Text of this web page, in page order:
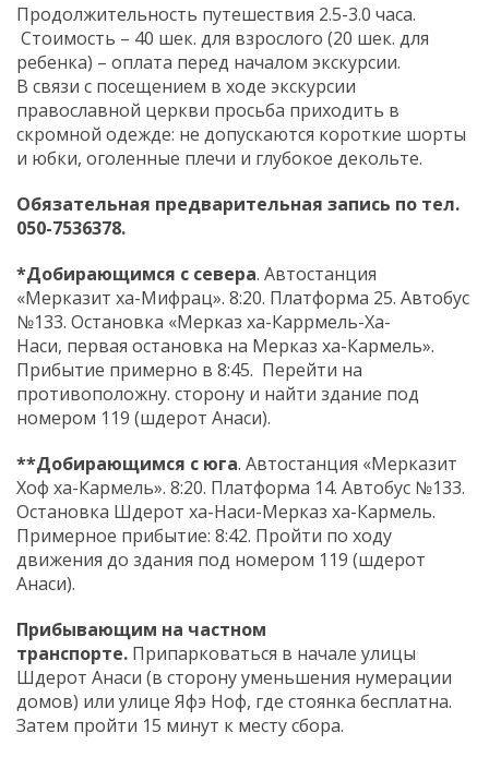
Продолжительность путешествия 2.5-3.0 часа.
Стоимость – 40 шек. для взрослого (20 шек. для
ребенка) – оплата перед началом экскурсии.
В связи с посещением в ходе экскурсии
православной церкви просьба приходить в
скромной одежде: не допускаются короткие шорты
и юбки, оголенные плечи и глубокое декольте.
Обязательная предварительная запись по тел.
050-7536378.
*Добирающимся с севера. Автостанция
«Мерказит ха-Мифрац». 8:20. Платформа 25. Автобус
№133. Остановка «Мерказ ха-Каррмель-Ха-
Наси, первая остановка на Мерказ ха-Кармель».
Прибытие примерно в 8:45. Перейти на
противоположну. сторону и найти здание под
номером 119 (шдерот Анаси).
**Добирающимся с юга. Автостанция «Мерказит
Хоф ха-Кармель». 8:20. Платформа 14. Автобус №133.
Остановка Шдерот ха-Наси-Мерказ ха-Кармель.
Примерное прибытие: 8:42. Пройти по ходу
движения до здания под номером 119 (шдерот
Анаси).
Прибывающим на частном
транспорте. Припарковаться в начале улицы
Шдерот Анаси (в сторону уменьшения нумерации
домов) или улице Яфэ Ноф, где стоянка бесплатна.
Затем пройти 15 минут к месту сбора.